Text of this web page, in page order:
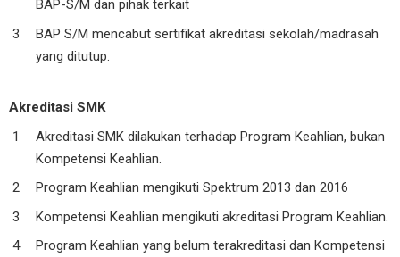
BAP-S/M dan pihak terkait
BAP S/M mencabut sertifikat akreditasi sekolah/madrasah
yang ditutup.
Akreditasi SMK
Akreditasi SMK dilakukan terhadap Program Keahlian, bukan
Kompetensi Keahlian.
Program Keahlian mengikuti Spektrum 2013 dan 2016
Kompetensi Keahlian mengikuti akreditasi Program Keahlian.
Program Keahlian yang belum terakreditasi dan Kompetensi